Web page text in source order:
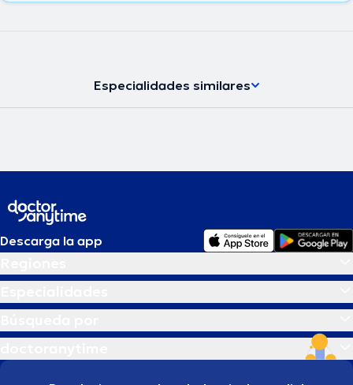
Especialidades similares
Descarga la app